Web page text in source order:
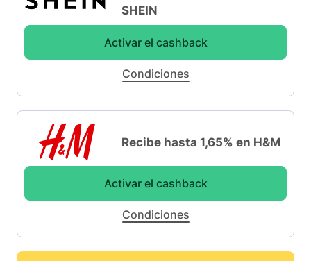
SHEIN
Activar el cashback
Condiciones
Recibe hasta 1,65% en H&M
Activar el cashback
Condiciones